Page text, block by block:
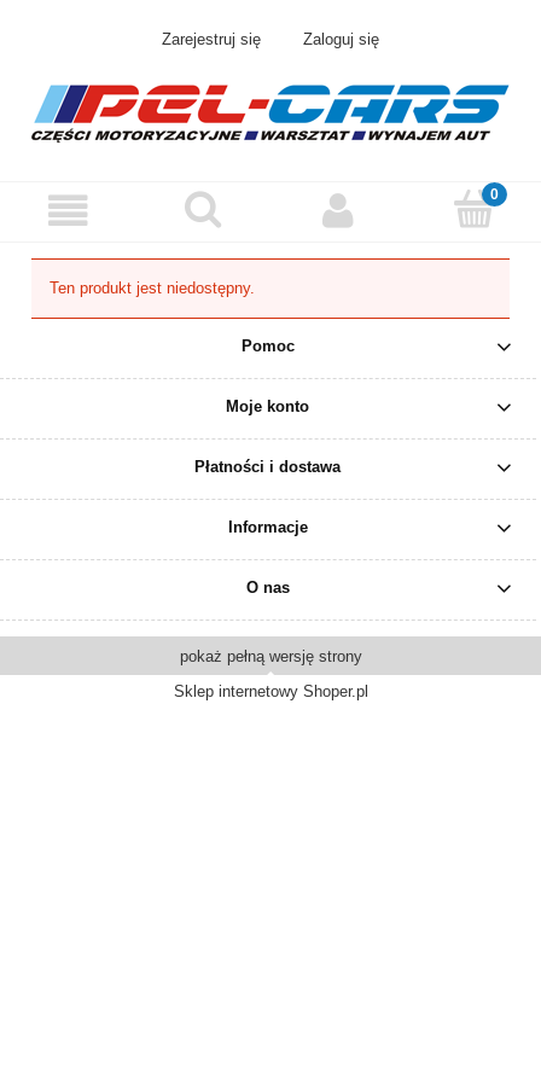
Zarejestruj się Zaloguj się
Ten produkt jest niedostępny.
Pomoc
Moje konto
Płatności i dostawa
Informacje
O nas
pokaż pełną wersję strony
Sklep internetowy Shoper.pl